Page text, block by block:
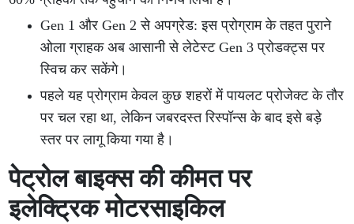
Gen 1 और Gen 2 से अपग्रेड: इस प्रोग्राम के तहत पुराने
ओला ग्राहक अब आसानी से लेटेस्ट Gen 3 प्रोडक्ट्स पर
स्विच कर सकेंगे।
पहले यह प्रोग्राम केवल कुछ शहरों में पायलट प्रोजेक्ट के तौर
पर चल रहा था, लेकिन जबरदस्त रिस्पॉन्स के बाद इसे बड़े
स्तर पर लागू किया गया है।
पेट्रोल बाइक्स की कीमत पर
इलेक्ट्रिक मोटरसाइकिल